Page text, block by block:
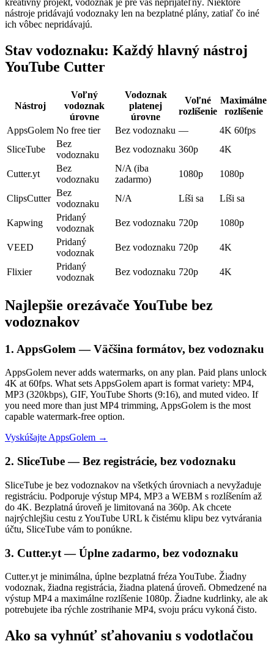
kreatívny projekt, vodoznak je pre vás neprijateľný. Niektoré
nástroje pridávajú vodoznaky len na bezplatné plány, zatiaľ čo iné
ich vôbec nepridávajú.
Stav vodoznaku: Každý hlavný nástroj
YouTube Cutter
Nástroj
Voľný
vodoznak
úrovne
Vodoznak
platenej
úrovne
Voľné
rozlíšenie
Maximálne
rozlíšenie
AppsGolem No free tier Bez vodoznaku —
4K 60fps
SliceTube
Bez
vodoznaku
Bez vodoznaku 360p 4K
Cutter.yt
Bez
vodoznaku
N/A (iba
zadarmo)
1080p 1080p
ClipsCutter
Bez
vodoznaku
N/A Líši sa Líši sa
Kapwing
Pridaný
vodoznak
Bez vodoznaku 720p 1080p
VEED
Pridaný
vodoznak
Bez vodoznaku 720p 4K
Flixier
Pridaný
vodoznak
Bez vodoznaku 720p 4K
Najlepšie orezávače YouTube bez
vodoznakov
1. AppsGolem — Väčšina formátov, bez vodoznaku
AppsGolem never adds watermarks, on any plan. Paid plans unlock
4K at 60fps. What sets AppsGolem apart is format variety: MP4,
MP3 (320kbps), GIF, YouTube Shorts (9:16), and muted video. If
you need more than just MP4 trimming, AppsGolem is the most
capable watermark-free option.
Vyskúšajte AppsGolem →
2. SliceTube — Bez registrácie, bez vodoznaku
SliceTube je bez vodoznakov na všetkých úrovniach a nevyžaduje
registráciu. Podporuje výstup MP4, MP3 a WEBM s rozlíšením až
do 4K. Bezplatná úroveň je limitovaná na 360p. Ak chcete
najrýchlejšiu cestu z YouTube URL k čistému klipu bez vytvárania
účtu, SliceTube vám to ponúkne.
3. Cutter.yt — Úplne zadarmo, bez vodoznaku
Cutter.yt je minimálna, úplne bezplatná fréza YouTube. Žiadny
vodoznak, žiadna registrácia, žiadna platená úroveň. Obmedzené na
výstup MP4 a maximálne rozlíšenie 1080p. Žiadne kudrlinky, ale ak
potrebujete iba rýchle zostrihanie MP4, svoju prácu vykoná čisto.
Ako sa vyhnúť sťahovaniu s vodotlačou